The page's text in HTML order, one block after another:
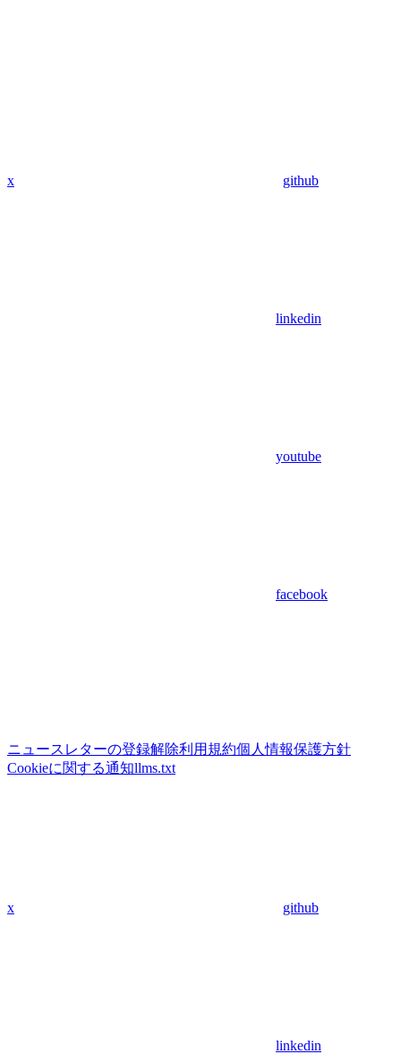
x github
linkedin
youtube
facebook
ニュースレターの登録解除利用規約個人情報保護方針
Cookieに関する通知llms.txt
x github
linkedin